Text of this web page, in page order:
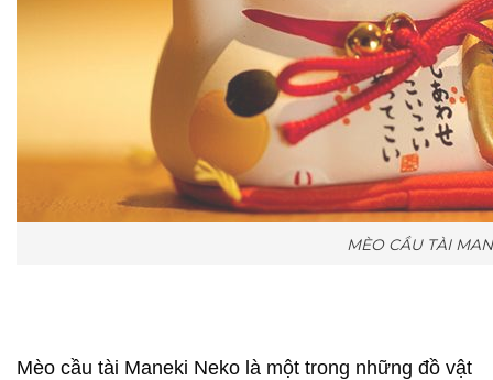
MÈO CẦU TÀI
Mèo cầu tài Maneki Neko là một trong những đồ vật